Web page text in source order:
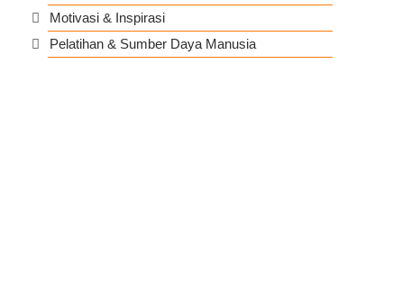
Motivasi & Inspirasi
Pelatihan & Sumber Daya Manusia